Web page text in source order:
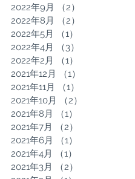
2022年9月
（2）
2022年8月
（2）
2022年5月
（1）
2022年4月
（3）
2022年2月
（1）
2021年12月
（1）
2021年11月
（1）
2021年10月
（2）
2021年8月
（1）
2021年7月
（2）
2021年6月
（1）
2021年4月
（1）
2021年3月
（2）